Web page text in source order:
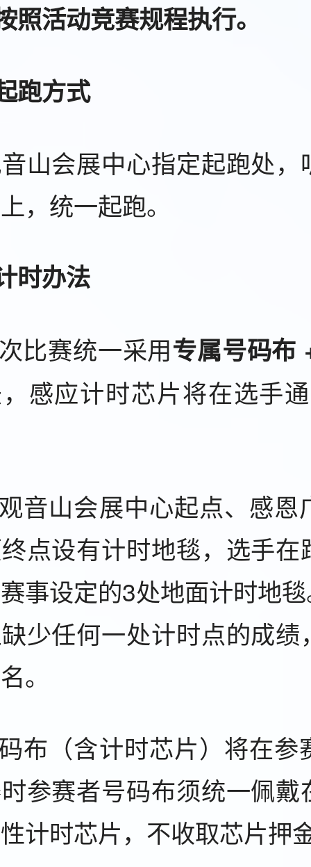
照活动竞赛规程执行。
跑方式
山会展中心指定起跑处
，统一起跑。
时办法
比赛统一采用专属号码布
感应计时芯片将在选手
音山会展中心起点、感
点设有计时地毯，选手
事设定的3处地面计时地
少任何一处计时点的成
。
布（含计时芯片）将在
参赛者号码布须统一佩
计时芯片，不收取芯片押